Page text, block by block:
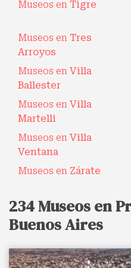
Museos en Tigre
Museos en Tres
Arroyos
Museos en Villa
Ballester
Museos en Villa
Martelli
Museos en Villa
Ventana
Museos en Zárate
234 Museos en
Buenos Aires